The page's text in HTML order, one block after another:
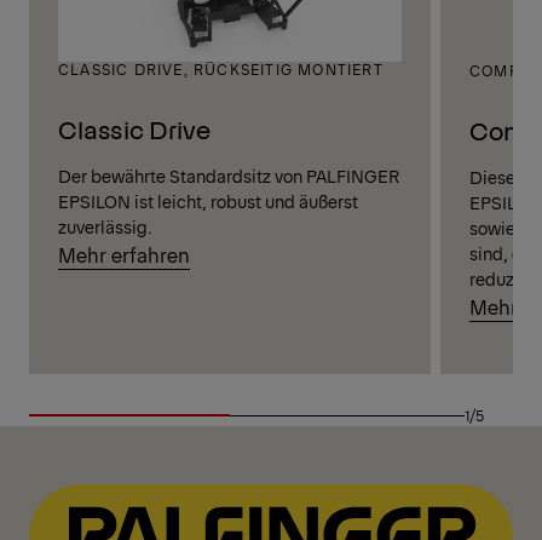
CLASSIC DRIVE, RÜCKSEITIG MONTIERT
Classic Drive
Der bewährte Standardsitz von PALFINGER
EPSILON ist leicht, robust und äußerst
zuverlässig.
Mehr erfahren
Dieser
sowie
sind, die
Mehr
1/5